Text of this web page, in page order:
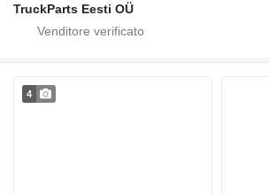
TruckParts Eesti OÜ
4